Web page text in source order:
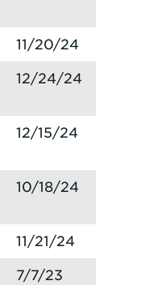
11/20/24
12/24/24
12/15/24
10/18/24
11/21/24
7/7/23